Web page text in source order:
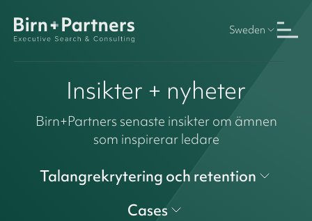
Sweden
Insikter + nyheter
Birn+Partners senaste insikter om ämnen
som inspirerar ledare
Talangrekrytering och retention
Cases